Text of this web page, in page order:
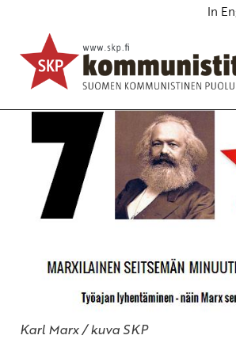
In
Työajan lyhentäminen – näin Marx
Blogi
17.3.2015 - 16:22
Karl Marx / kuva SKP